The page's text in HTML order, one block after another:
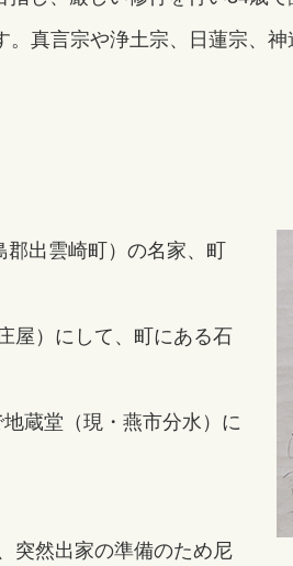
真言宗や浄土宗、日蓮宗、神
出雲崎町）の名家、町
屋）にして、町にある石
蔵堂（現・燕市分水）に
突然出家の準備のため尼